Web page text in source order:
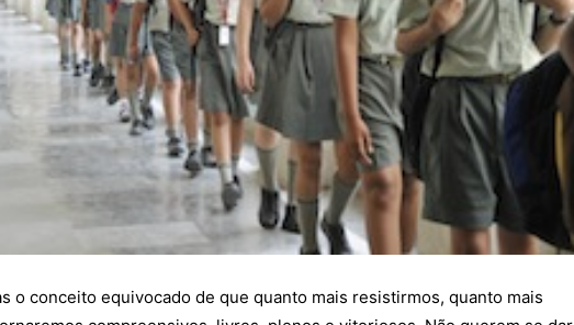
o conceito equivocado de que quanto mais resistirmos, quanto mais